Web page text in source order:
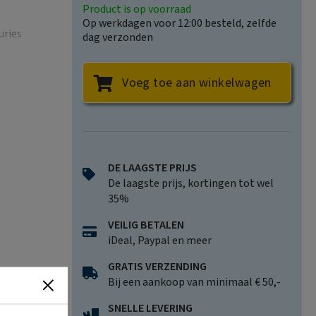
to
the
who
Product is op voorraad
Op werkdagen voor 12:00 besteld, zelfde
dag verzonden
Voeg toe aan winkelwagen
DE LAAGSTE PRIJS
De laagste prijs, kortingen tot wel
35%
VEILIG BETALEN
iDeal, Paypal en meer
GRATIS VERZENDING
Bij een aankoop van minimaal € 50,-
SNELLE LEVERING